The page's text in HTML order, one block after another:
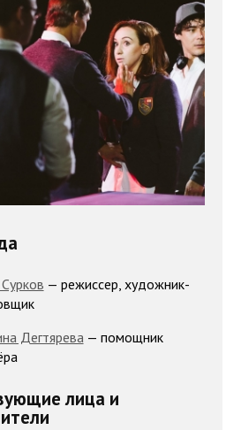
— режиссер, художник-
Дегтярева— помощник
лица и